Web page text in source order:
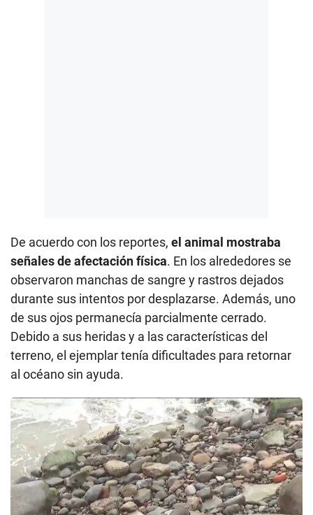
De acuerdo con los reportes, el animal mostraba
señales de afectación física. En los alrededores se
observaron manchas de sangre y rastros dejados
durante sus intentos por desplazarse. Además, uno
de sus ojos permanecía parcialmente cerrado.
Debido a sus heridas y a las características del
terreno, el ejemplar tenía dificultades para retornar
al océano sin ayuda.